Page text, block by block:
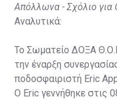
Απόλλωνα - Σχόλιο για
Αναλυτικά:
Το Σωματείο ΔΟΞΑ
την έναρξη
ποδοσφαιριστή Eric
Ο Eric γεννήθηκε στις